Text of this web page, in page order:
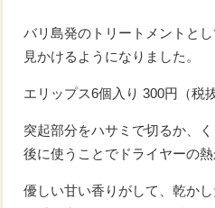
バリ島発のトリートメントと
見かけるようになりました。
エリップス6個入り 300円（税
突起部分をハサミで切るか、
後に使うことでドライヤーの
優しい甘い香りがして、乾か